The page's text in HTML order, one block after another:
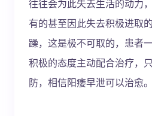
往往会为此失去生活的动力
有的甚至因此失去积极进取
躁，这是极不可取的，患者
积极的态度主动配合治疗，
防，相信阳痿早泄可以治愈。